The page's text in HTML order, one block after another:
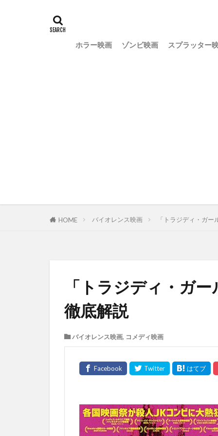
ホラー映画 ゾンビ映画 スプラッター
HOME バイオレンス映画 「トラジディ・ガ
「トラジディ・ガ
徹底解説
バイオレンス映画, コメディ映画